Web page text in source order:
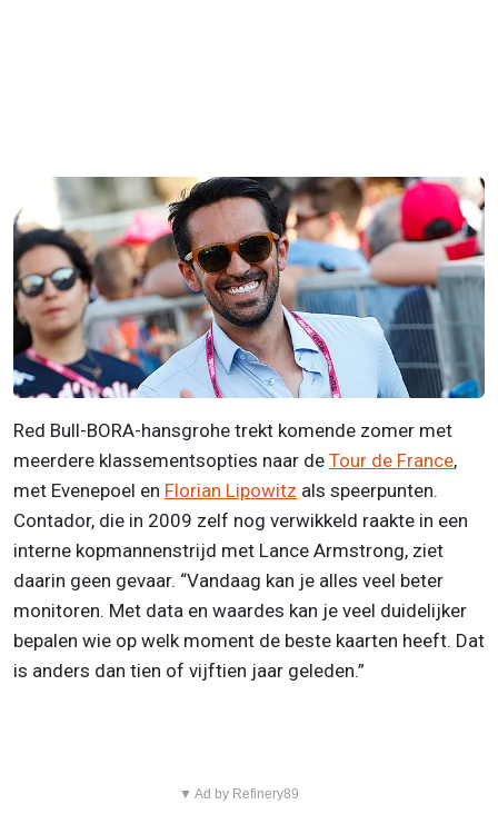
Red Bull-BORA-hansgrohe trekt komende zomer met
meerdere klassementsopties naar de Tour de France,
met Evenepoel en Florian Lipowitz als speerpunten.
Contador, die in 2009 zelf nog verwikkeld raakte in een
interne kopmannenstrijd met Lance Armstrong, ziet
daarin geen gevaar. “Vandaag kan je alles veel beter
monitoren. Met data en waardes kan je veel duidelijker
bepalen wie op welk moment de beste kaarten heeft. Dat
is anders dan tien of vijftien jaar geleden.”
▼ Ad by Refinery89